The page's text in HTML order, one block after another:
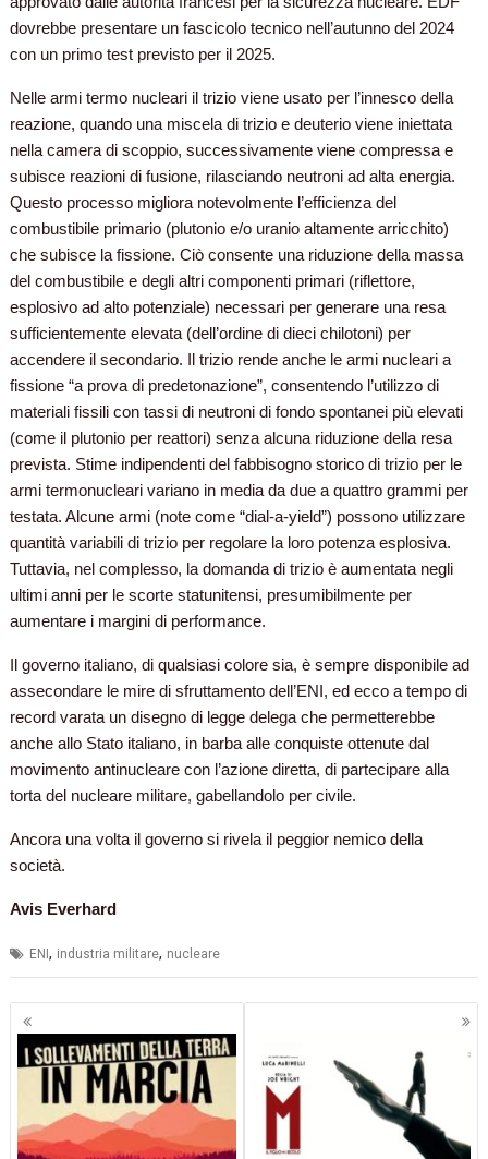
dovrebbe presentare un fascicolo tecnico nell’autunno del 2024
con un primo test previsto per il 2025.
Nelle armi termo nucleari il trizio viene usato per l’innesco della
reazione, quando una miscela di trizio e deuterio viene iniettata
nella camera di scoppio, successivamente viene compressa e
subisce reazioni di fusione, rilasciando neutroni ad alta energia.
Questo processo migliora notevolmente l’efficienza del
combustibile primario (plutonio e/o uranio altamente arricchito)
che subisce la fissione. Ciò consente una riduzione della massa
del combustibile e degli altri componenti primari (riflettore,
esplosivo ad alto potenziale) necessari per generare una resa
sufficientemente elevata (dell’ordine di dieci chilotoni) per
accendere il secondario. Il trizio rende anche le armi nucleari a
fissione “a prova di predetonazione”, consentendo l’utilizzo di
materiali fissili con tassi di neutroni di fondo spontanei più elevati
(come il plutonio per reattori) senza alcuna riduzione della resa
prevista. Stime indipendenti del fabbisogno storico di trizio per le
armi termonucleari variano in media da due a quattro grammi per
testata. Alcune armi (note come “dial-a-yield”) possono utilizzare
quantità variabili di trizio per regolare la loro potenza esplosiva.
Tuttavia, nel complesso, la domanda di trizio è aumentata negli
ultimi anni per le scorte statunitensi, presumibilmente per
aumentare i margini di performance.
Il governo italiano, di qualsiasi colore sia, è sempre disponibile ad
assecondare le mire di sfruttamento dell’ENI, ed ecco a tempo di
record varata un disegno di legge delega che permetterebbe
anche allo Stato italiano, in barba alle conquiste ottenute dal
movimento antinucleare con l’azione diretta, di partecipare alla
torta del nucleare militare, gabellandolo per civile.
Ancora una volta il governo si rivela il peggior nemico della
società.
Avis Everhard
ENI, industria militare, nucleare
Navigazione
articoli